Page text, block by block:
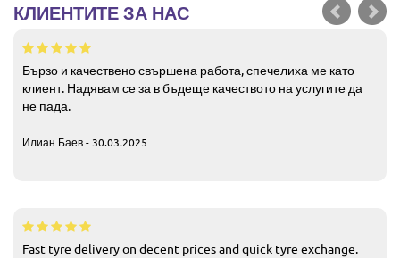
КЛИЕНТИТЕ ЗА НАС
Бързо и качествено свършена работа, спечелиха ме като
клиент. Надявам се за в бъдеще качеството на услугите да
не пада.
Илиан Баев - 30.03.2025
Fast tyre delivery on decent prices and quick tyre exchange.